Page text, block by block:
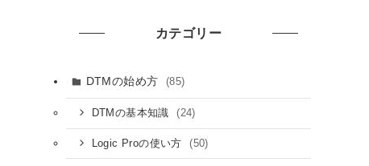
カテゴリー
DTMの始め方 (85)
DTMの基本知識 (24)
Logic Proの使い方 (50)